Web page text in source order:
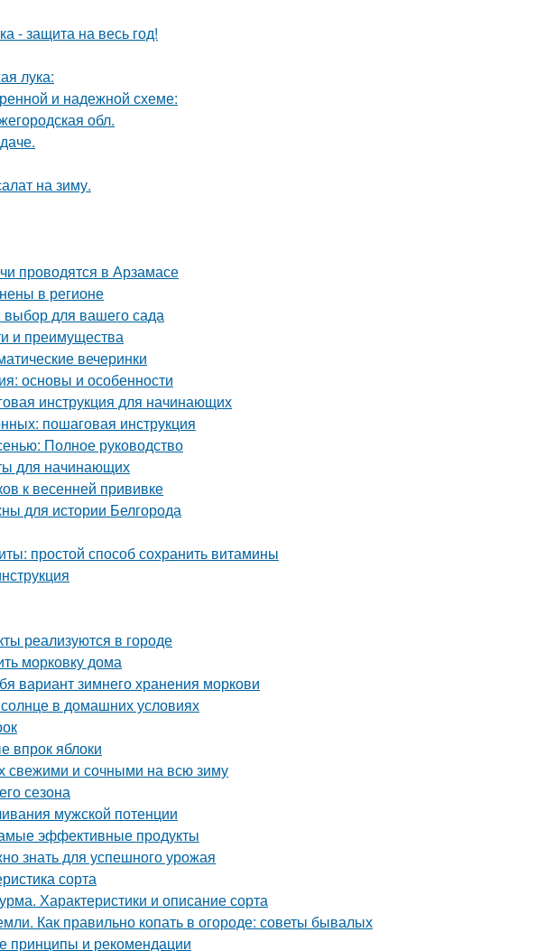
- защита на весь год!
лука:
и надежной схеме:
обл.
на зиму.
проводятся в Арзамасе
в регионе
для вашего сада
и преимущества
вечеринки
основы и особенности
инструкция для начинающих
пошаговая инструкция
Полное руководство
для начинающих
к весенней прививке
для истории Белгорода
простой способ сохранить витамины
реализуются в городе
морковку дома
вариант зимнего хранения моркови
в домашних условиях
впрок яблоки
свежими и сочными на всю зиму
сезона
мужской потенции
эффективные продукты
знать для успешного урожая
сорта
Характеристики и описание сорта
Как правильно копать в огороде: советы бывалых
принципы и рекомендации